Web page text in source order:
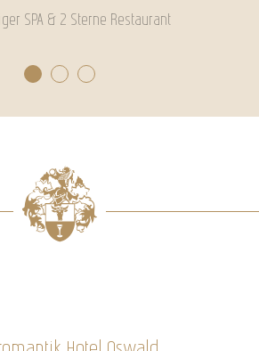
SPA & 2 Sterne Restaurant